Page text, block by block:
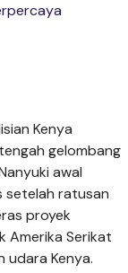
Kenya
gelombang
awal
setelah ratusan
proyek
Amerika Serikat
udara Kenya.